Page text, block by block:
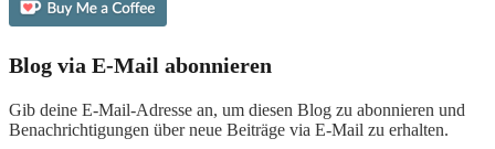
Blog via E-Mail abonnieren
Gib deine E-Mail-Adresse an, um diesen Blog zu abonnieren und
Benachrichtigungen über neue Beiträge via E-Mail zu erhalten.